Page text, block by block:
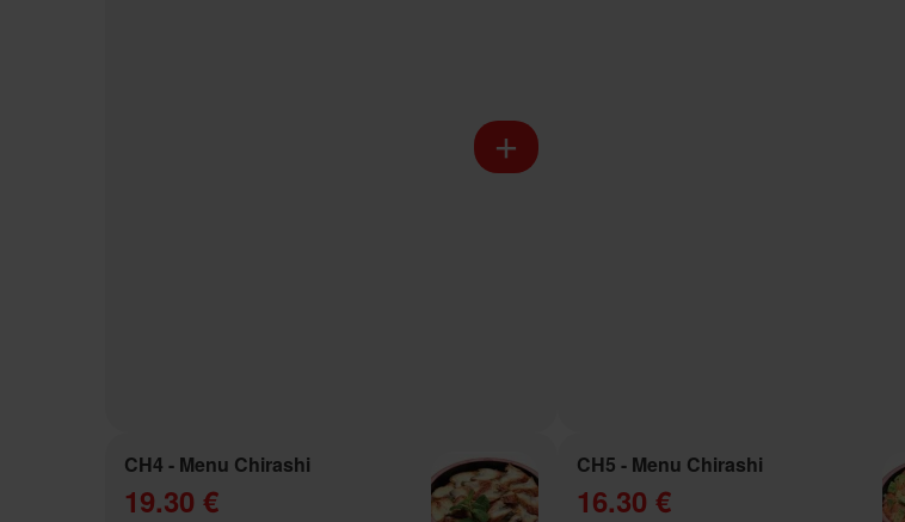
CH4 - Menu Chirashi
19.30 €
CH5 - Menu Chirashi
16.30 €